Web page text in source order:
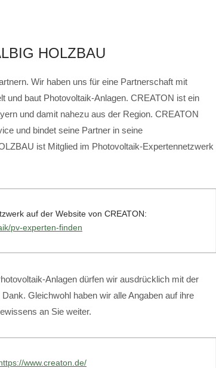
HOLZBAU
Wir haben uns für eine Partnerschaft mit
und baut Photovoltaik-Anlagen. CREATON ist ein
und damit nahezu aus der Region. CREATON
und bindet seine Partner in seine
ist Mitglied im Photovoltaik-Expertennetzwerk
auf der Website von CREATON:
pv-experten-finden
Anlagen dürfen wir ausdrücklich mit der
Gleichwohl haben wir alle Angaben auf ihre
an Sie weiter.
www.creaton.de/